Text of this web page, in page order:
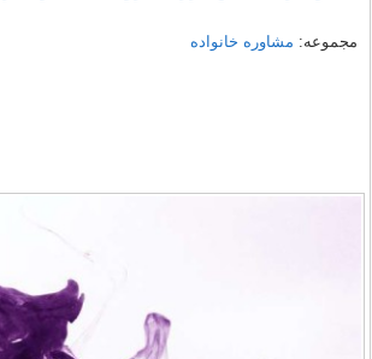
مجموعه: مشاوره خانواده